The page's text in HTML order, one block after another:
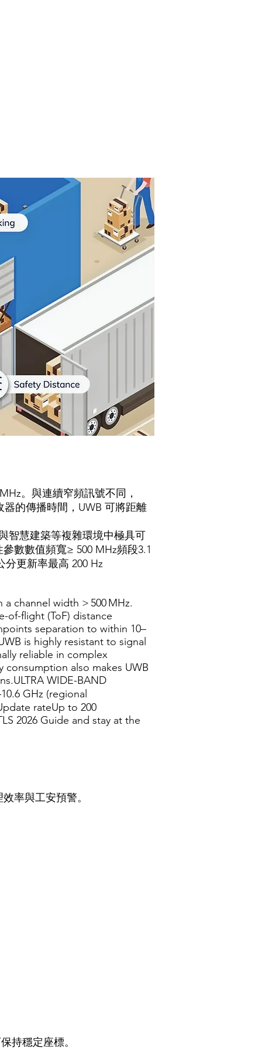
。與連續窄頻訊號不同，
的傳播時間，UWB 可將距離
智慧建築等複雜環境中極具可
數數值頻寬≥ 500 MHz頻段3.1
分更新率最高 200 Hz
channel width > 500 MHz.
of-flight (ToF) distance
separation to within 10–
is highly resistant to signal
reliable in complex
consumption also makes UWB
WIDE-BAND
GHz (regional
rateUp to 200
2026 Guide and stay at the
率與工安預警。
持穩定座標。